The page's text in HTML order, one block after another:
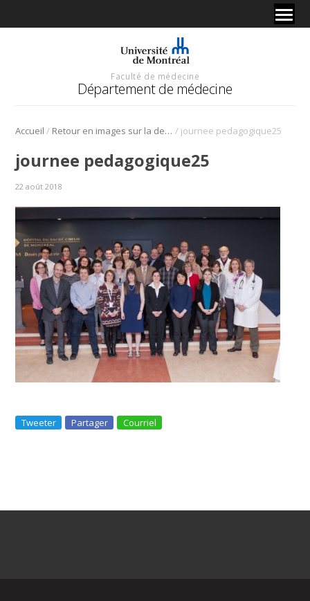
Faculté de médecine
Département de médecine
Accueil / Retour en images sur la demi-journée pédagogique 2013 / journee pedagogique25
journee pedagogique25
22 août 2018
Tweeter Partager Courriel